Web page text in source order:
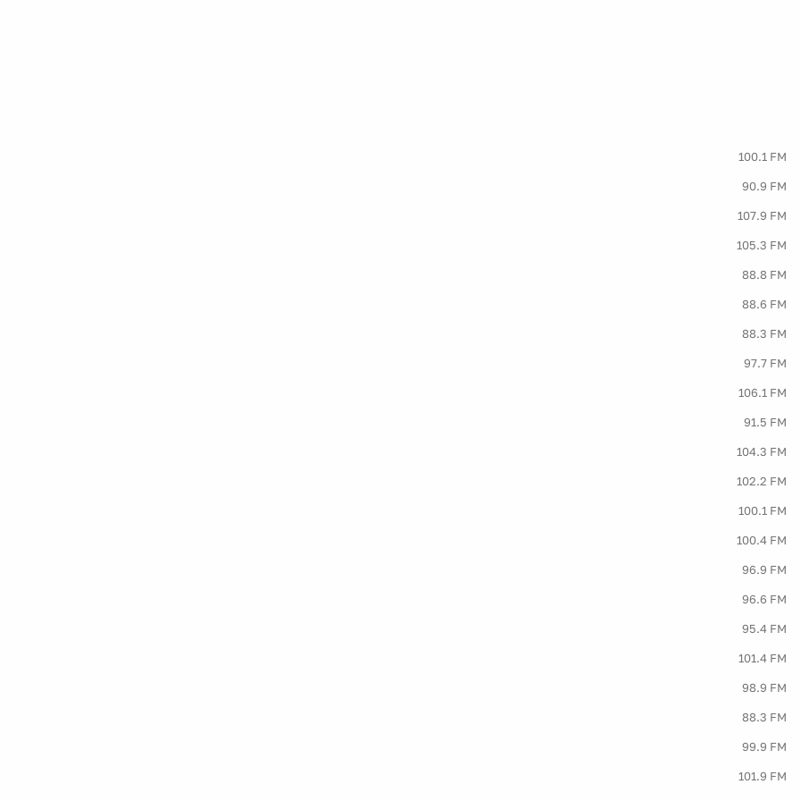
100.1 FM
90.9 FM
107.9 FM
105.3 FM
88.8 FM
88.6 FM
88.3 FM
97.7 FM
106.1 FM
91.5 FM
104.3 FM
102.2 FM
100.1 FM
100.4 FM
96.9 FM
96.6 FM
95.4 FM
101.4 FM
98.9 FM
88.3 FM
99.9 FM
101.9 FM